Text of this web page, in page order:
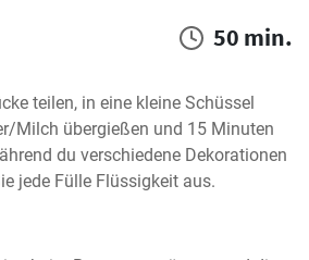
50 min.
teilen, in eine kleine Schüssel
Milch übergießen und 15 Minuten
du verschiedene Dekorationen
jede Fülle Flüssigkeit aus.